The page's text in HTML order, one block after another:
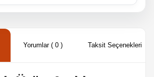
Yorumlar ( 0 ) Taksit Seçenekleri